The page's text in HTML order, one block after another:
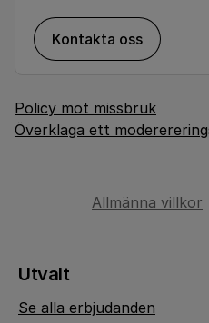
Kontakta oss
Policy mot missbruk
Överklaga ett
Allmänna villkor
Utvalt
Se alla erbjudanden